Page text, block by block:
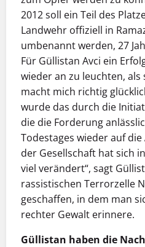
2012 soll ein Teil des
Landwehr offiziell in
umbenannt werden, 27
Für Güllistan Avci ein
wieder an zu leuchten, als
macht mich richtig
wurde das durch die
die die Forderung
Todestages wieder auf
der Gesellschaft hat sich
viel verändert“, sagt
rassistischen Terrorzelle
geschaffen, in dem man
rechter Gewalt erinnere.
Güllistan haben die